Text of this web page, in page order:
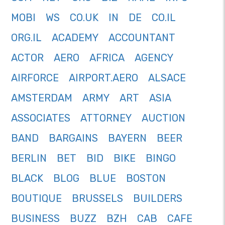
MOBI
WS CO.UK IN DE
CO.IL
ORG.IL
ACADEMY
ACCOUNTANT
ACTOR
AERO AFRICA
AGENCY
AIRFORCE
AIRPORT.AERO
ALSACE
AMSTERDAM
ARMY ART
ASIA
ASSOCIATES
ATTORNEY
AUCTION
BAND
BARGAINS BAYERN
BEER
BERLIN
BET BID BIKE
BINGO
BLACK
BLOG BLUE
BOSTON
BOUTIQUE
BRUSSELS
BUILDERS
BUSINESS
BUZZ BZH CAB CAFE